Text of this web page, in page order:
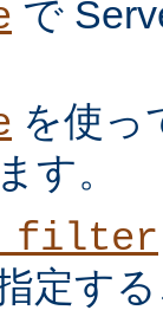
で
を使っ
す。
定す